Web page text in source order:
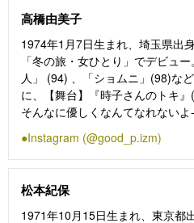
ー』(演出: ノゾエ征爾)、『パン
ど。
高橋由美子
1974年1月7日生まれ、埼玉県出
「冬の旅・女ひとり」でデビュ
人」 (94) 、「ショムニ」(98)な
に、【舞台】『時子さんのトキ
そんなに優しくなんてなれない
『reading live Story of Aesops』
Instagram (@good_p.izm)
松本紀保
1971年10月15日生まれ、東京都出